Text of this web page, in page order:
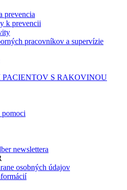
prevencia
k prevencii
pracovníkov a supervízie
PACIENTOV S RAKOVINOU
pomoci
newslettera
osobných údajov